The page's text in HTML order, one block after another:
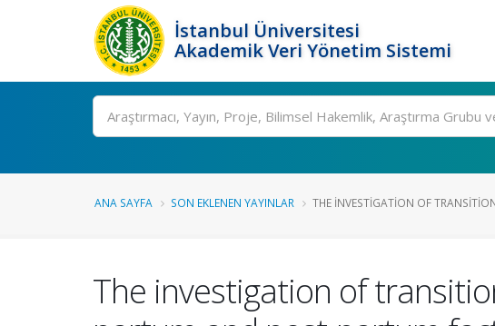
İstanbul Üniversitesi
Akademik Veri Yönetim Sistemi
Ara
ANA SAYFA SON EKLENEN YAYINLAR THE INVESTIGATION OF
The investigation of